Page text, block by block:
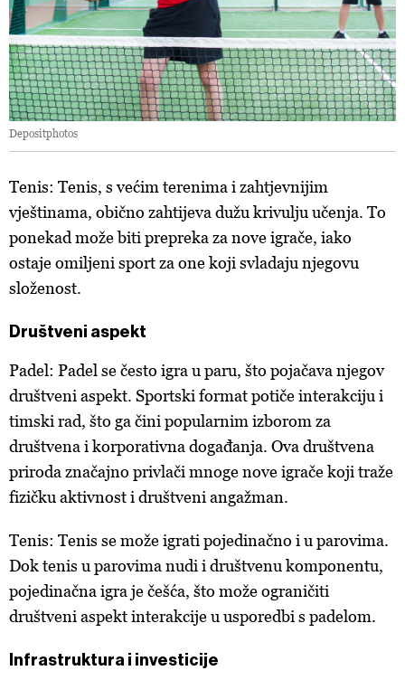
Depositphotos
Tenis: Tenis, s većim terenima i zahtjevnijim
vještinama, obično zahtijeva dužu krivulju učenja. To
ponekad može biti prepreka za nove igrače, iako
ostaje omiljeni sport za one koji svladaju njegovu
složenost.
Društveni aspekt
Padel: Padel se često igra u paru, što pojačava njegov
društveni aspekt. Sportski format potiče interakciju i
timski rad, što ga čini popularnim izborom za
društvena i korporativna događanja. Ova društvena
priroda značajno privlači mnoge nove igrače koji traže
fizičku aktivnost i društveni angažman.
Tenis: Tenis se može igrati pojedinačno i u parovima.
Dok tenis u parovima nudi i društvenu komponentu,
pojedinačna igra je češća, što može ograničiti
društveni aspekt interakcije u usporedbi s padelom.
Infrastruktura i investicije